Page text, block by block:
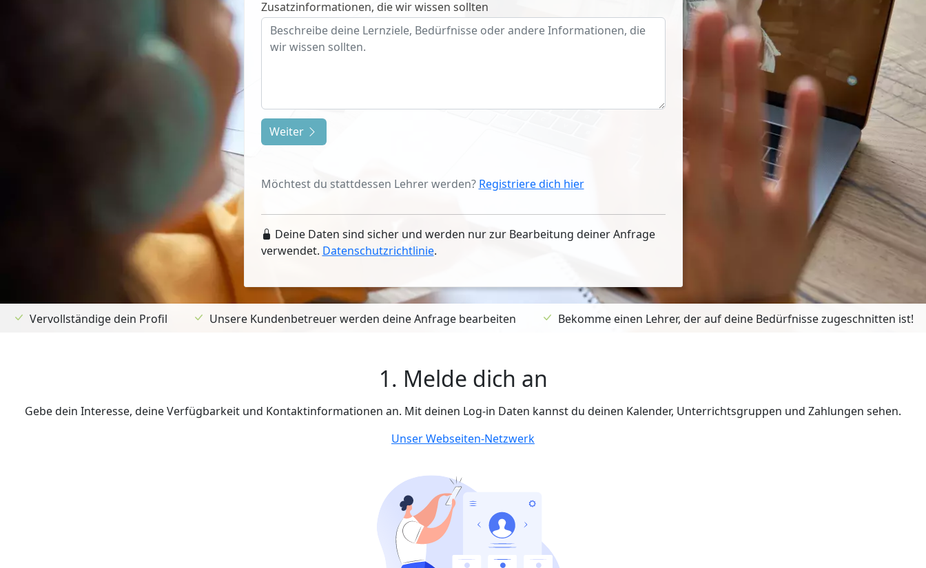
Zusatzinformationen, die wir wissen sollten
Weiter
Möchtest du stattdessen Lehrer werden? Registriere dich hier
Deine Daten sind sicher und werden nur zur Bearbeitung deiner Anfrage
verwendet. Datenschutzrichtlinie.
Vervollständige dein Profil Unsere Kundenbetreuer werden deine Anfrage bearbeiten Bekomme einen Lehrer, der auf deine Bedürfnisse zugeschnitten ist!
1. Melde dich an
Gebe dein Interesse, deine Verfügbarkeit und Kontaktinformationen an. Mit deinen Log-in Daten kannst du deinen Kalender, Unterrichtsgruppen und Zahlungen sehen.
Unser Webseiten-Netzwerk